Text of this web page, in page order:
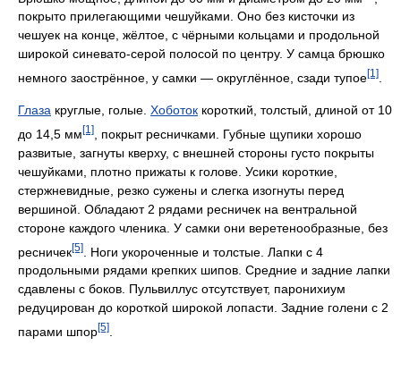
покрыто прилегающими чешуйками. Оно без кисточки из
чешуек на конце, жёлтое, с чёрными кольцами и продольной
широкой синевато-серой полосой по центру. У самца брюшко
немного заострённое, у самки — округлённое, сзади тупое[1]
Глаза круглые, голые. Хоботок короткий, толстый, длиной от 10
до 14,5 мм[1]
, покрыт ресничками. Губные щупики хорошо
развитые, загнуты кверху, с внешней стороны густо покрыты
чешуйками, плотно прижаты к голове. Усики короткие,
стержневидные, резко сужены и слегка изогнуты перед
вершиной. Обладают 2 рядами ресничек на вентральной
стороне каждого членика. У самки они веретенообразные, без
ресничек[5]
. Ноги укороченные и толстые. Лапки с 4
продольными рядами крепких шипов. Средние и задние лапки
сдавлены с боков. Пульвиллус отсутствует, паронихиум
редуцирован до короткой широкой лопасти. Задние голени с 2
парами шпор[5]